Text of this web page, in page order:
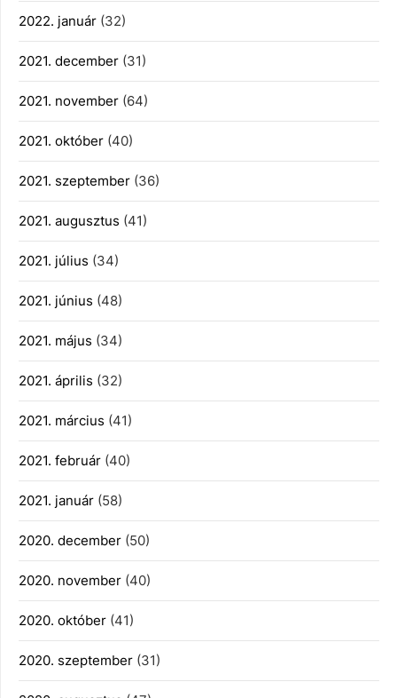
2022. január (32)
2021. december (31)
2021. november (64)
2021. október (40)
2021. szeptember (36)
2021. augusztus (41)
2021. július (34)
2021. június (48)
2021. május (34)
2021. április (32)
2021. március (41)
2021. február (40)
2021. január (58)
2020. december (50)
2020. november (40)
2020. október (41)
2020. szeptember (31)